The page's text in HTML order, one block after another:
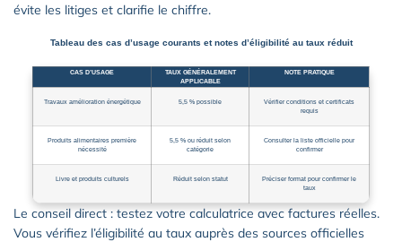
évite les litiges et clarifie le chiffre.
Tableau des cas d’usage courants et notes d’éligibilité au taux réduit
CAS D’USAGE
TAUX GÉNÉRALEMENT
APPLICABLE
NOTE PRATIQUE
Travaux amélioration énergétique 5,5 % possible
Vérifier conditions et certificats
requis
Produits alimentaires première
nécessité
5,5 % ou réduit selon
catégorie
Consulter la liste officielle pour
confirmer
Livre et produits culturels Réduit selon statut
Préciser format pour confirmer le
taux
Le conseil direct : testez votre calculatrice avec factures réelles.
Vous vérifiez l’éligibilité au taux auprès des sources officielles